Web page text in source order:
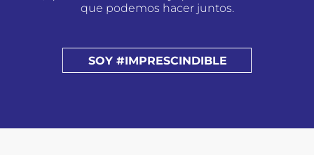
que podemos hacer juntos.
SOY #IMPRESCINDIBLE